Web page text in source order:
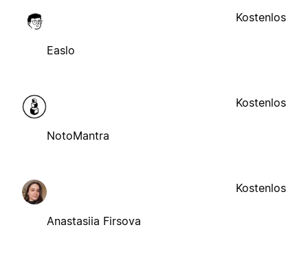
Easlo
Kostenlos
NotoMantra
Kostenlos
Anastasiia Firsova
Kostenlos